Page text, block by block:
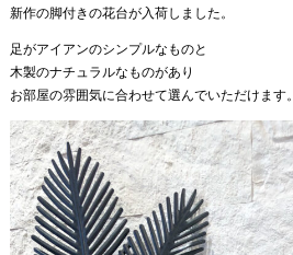
新作の脚付きの花台が入荷しました。
足がアイアンのシンプルなものと
木製のナチュラルなものがあり
お部屋の雰囲気に合わせて選んでいただけます。